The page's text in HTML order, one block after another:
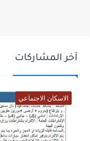
آخر المشاركات
الاسكان الاجتماعي